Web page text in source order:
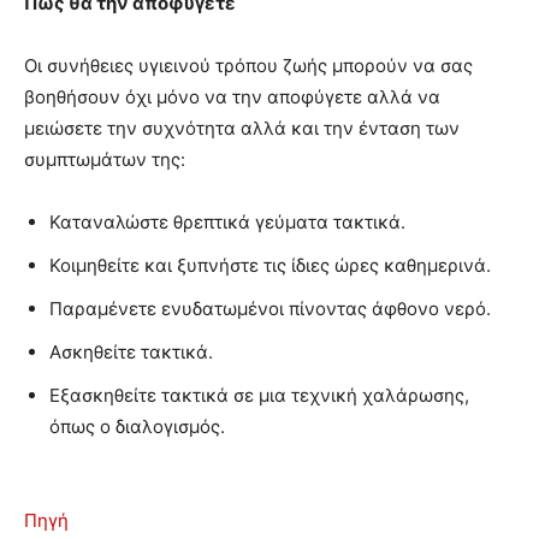
Οι συνήθειες υγιεινού τρόπου ζωής μπορούν να σας
βοηθήσουν όχι μόνο να την αποφύγετε αλλά να
μειώσετε την συχνότητα αλλά και την ένταση των
συμπτωμάτων της:
Καταναλώστε θρεπτικά γεύματα τακτικά.
Κοιμηθείτε και ξυπνήστε τις ίδιες ώρες καθημερινά.
Παραμένετε ενυδατωμένοι πίνοντας άφθονο νερό.
Ασκηθείτε τακτικά.
Εξασκηθείτε τακτικά σε μια τεχνική χαλάρωσης,
όπως ο διαλογισμός.
Πηγή